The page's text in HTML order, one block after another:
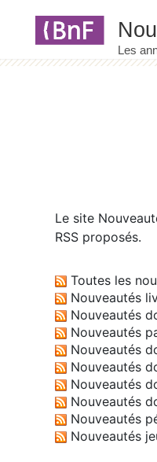
Le site
RSS proposés.
Toutes les
Nouveautés
Nouveautés
Nouveautés
Nouveautés
Nouveautés
Nouveautés
Nouveautés
Nouveautés
Nouveautés